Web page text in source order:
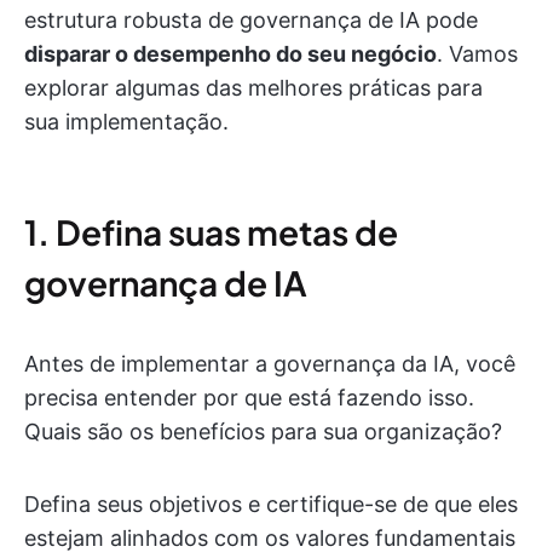
estrutura robusta de governança de IA pode
disparar o desempenho do seu negócio. Vamos
explorar algumas das melhores práticas para
sua implementação.
1. Defina suas metas de
governança de IA
Antes de implementar a governança da IA, você
precisa entender por que está fazendo isso.
Quais são os benefícios para sua organização?
Defina seus objetivos e certifique-se de que eles
estejam alinhados com os valores fundamentais